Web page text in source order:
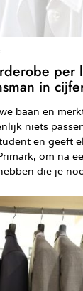
per
in
baan en
niets
en geeft
om na
die je